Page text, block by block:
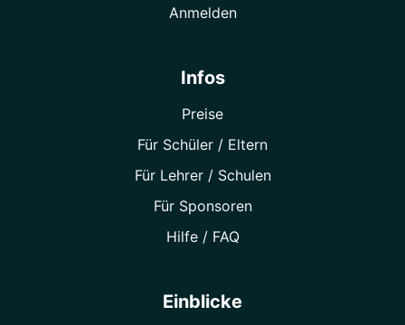
Anmelden
Infos
Preise
Für Schüler / Eltern
Für Lehrer / Schulen
Für Sponsoren
Hilfe / FAQ
Einblicke